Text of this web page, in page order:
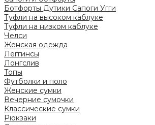
Ботфорты Дутики Сапоги Угги
Туфли на высоком каблуке
Туфли на низком каблуке
Челси
Женская одежда
Леггинсы
Лонгслив
Топы
Футболки и поло
Женские сумки
Вечерние сумочки
Классические сумки
Рюкзаки